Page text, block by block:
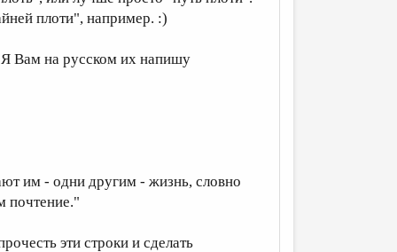
плоти", например. :)
Я Вам на русском их напишу
им - одни другим - жизнь, словно
почтение."
эти строки и сделать